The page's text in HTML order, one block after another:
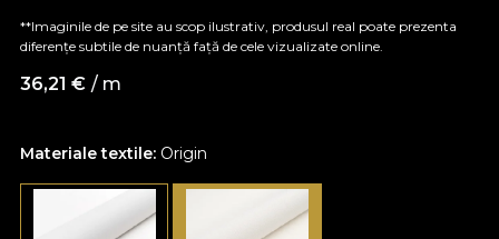
Materiale textile: Origin
**Imaginile de pe site au scop ilustrativ, produsul real poate prezenta
diferențe subtile de nuanță față de cele vizualizate online.
36,21 € / m